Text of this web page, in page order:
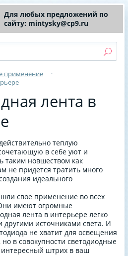
применение
•
лента в
теплую
в себе уют и
таким новшеством как
не придется тратить много
идеального
свое применение во всех
имеют огромные
лента в интерьере легко
другими источниками света. И
не хватит для освещения
в совокупности светодиодные
штрих в ваш
Для любых предложений по
сайту: mintysky@cp9.ru